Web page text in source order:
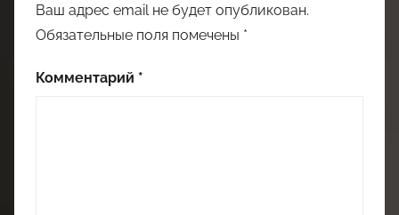
Ваш адрес email не будет опубликован.
Обязательные поля помечены *
Комментарий *